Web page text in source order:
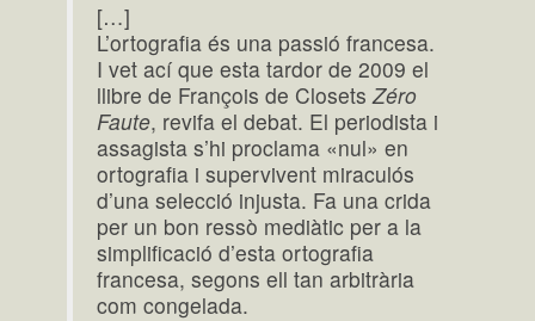
[…]
L’ortografia és una passió francesa.
I vet ací que esta tardor de 2009 el
llibre de François de ClosetsZéro
Faute, revifa el debat. El periodista i
assagista s’hi proclama «nul» en
ortografia i supervivent miraculós
d’una selecció injusta. Fa una crida
per un bon ressò mediàtic per a la
simplificació d’esta ortografia
francesa, segons ell tan arbitrària
com congelada.